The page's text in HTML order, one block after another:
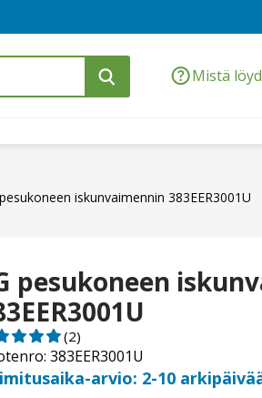
Mistä
iskunvaimennin 383EER3001U
pesukoneen
383EER3001U
(2)
arvio: 2-10